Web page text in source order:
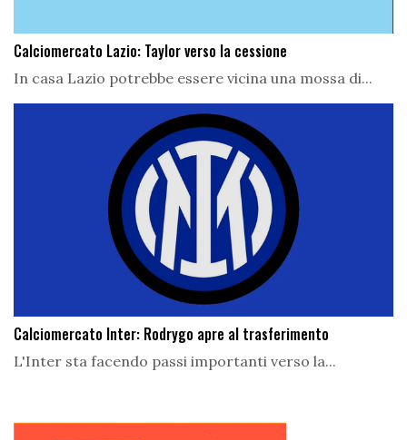
Calciomercato Lazio: Taylor verso la cessione
In casa Lazio potrebbe essere vicina una mossa di...
Calciomercato Inter: Rodrygo apre al trasferimento
L'Inter sta facendo passi importanti verso la...